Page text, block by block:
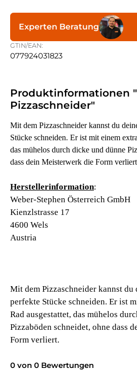
Experten Beratung
GTIN/EAN:
077924031823
Produktinformationen
Pizzaschneider"
Mit dem Pizzaschneider kannst du
Stücke schneiden. Er ist mit einem
das mühelos durch dicke und dünne
dass dein Meisterwerk die Form
Herstellerinformation:
Weber-Stephen Österreich GmbH
Kienzlstrasse 17
4600 Wels
Austria
Mit dem Pizzaschneider kannst du
perfekte Stücke schneiden. Er ist
Rad ausgestattet, das mühelos
Pizzaböden schneidet, ohne dass
Form verliert.
0 von 0 Bewertungen